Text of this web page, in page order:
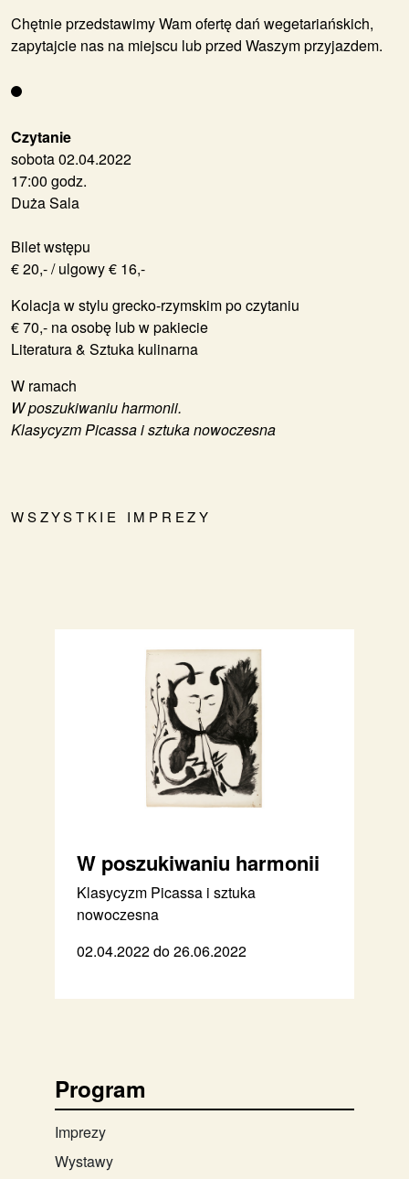
Czytanie
sobota 02.04.2022
17:00 godz.
Duża Sala
Bilet wstępu
€ 20,- / ulgowy € 16,-
Kolacja w stylu grecko-rzymskim po czytaniu
€ 70,- na osobę lub w pakiecie
Literatura & Sztuka kulinarna
W ramach
W poszukiwaniu harmonii.
Klasycyzm Picassa i sztuka nowoczesna
WSZYSTKIE IMPREZY
Chętnie przedstawimy Wam ofertę dań wegetariańskich,
zapytajcie nas na miejscu lub przed Waszym przyjazdem.
W poszukiwaniu harmonii
Klasycyzm Picassa i sztuka
nowoczesna
02.04.2022 do 26.06.2022
Program
Imprezy
Wystawy